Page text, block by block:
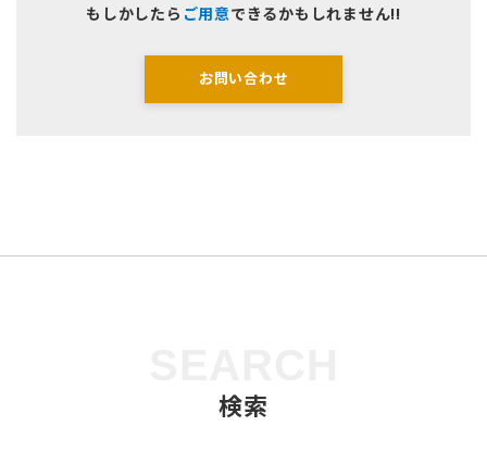
もしかしたら ご用意できるかもしれません!!
お問い合わせ
検索